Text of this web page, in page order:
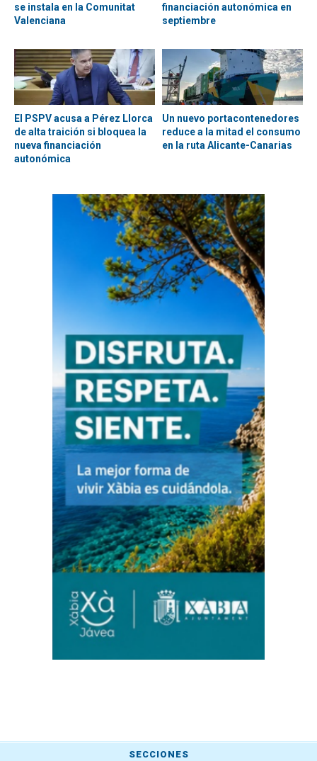
se instala en la Comunitat
Valenciana
financiación autonómica en
septiembre
El PSPV acusa a Pérez Llorca
de alta traición si bloquea la
nueva financiación
autonómica
Un nuevo portacontenedores
reduce a la mitad el consumo
en la ruta Alicante-Canarias
SECCIONES